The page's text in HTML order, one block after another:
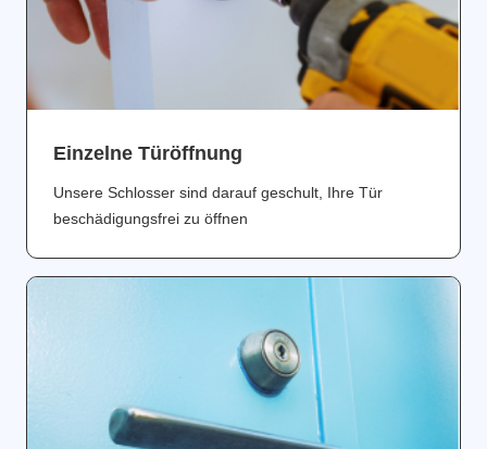
Einzelne Türöffnung
Unsere Schlosser sind darauf geschult, Ihre Tür
beschädigungsfrei zu öffnen